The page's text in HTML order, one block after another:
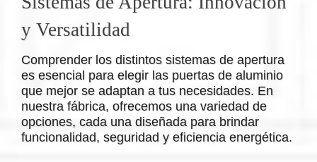
y Versatilidad
Comprender los distintos sistemas de apertura
es esencial para elegir las puertas de aluminio
que mejor se adaptan a tus necesidades. En
nuestra fábrica, ofrecemos una variedad de
opciones, cada una diseñada para brindar
funcionalidad, seguridad y eficiencia energética.